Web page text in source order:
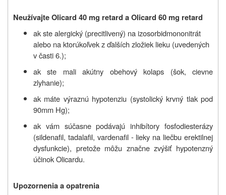
NeužívajteOlicard 40 mg retard aOlicard 60 mg retard
ak ste alergický (precitlivený) na izosorbidmononitrát
alebo na ktorúkoľvek z ďalších zložiek lieku (uvedených
v časti 6.);
ak ste mali akútny obehový kolaps (šok, cievne
zlyhanie);
ak máte výraznú hypotenziu (systolický krvný tlak pod
90mm Hg);
ak vám súčasne podávajú inhibítory fosfodiesterázy
(sildenafil, tadalafil, vardenafil - lieky na liečbu erektilnej
dysfunkcie), pretože môžu značne zvýšiť hypotenzný
účinok Olicardu.
Upozornenia a opatrenia